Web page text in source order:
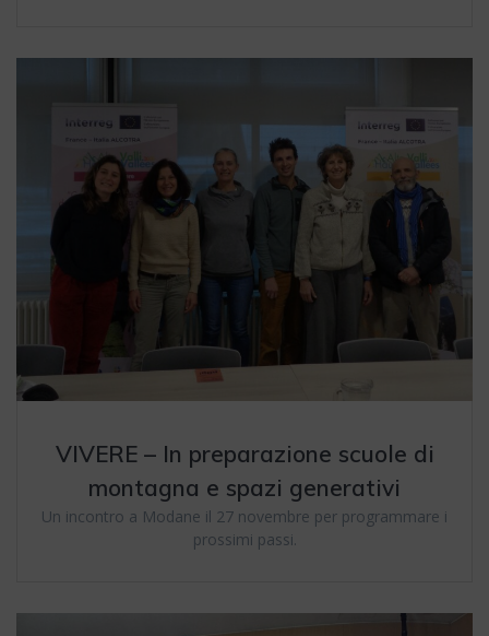
VIVERE – In preparazione scuole di
montagna e spazi generativi
Un incontro a Modane il 27 novembre per programmare i
prossimi passi.